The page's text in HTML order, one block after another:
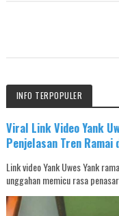
INFO TERPOPULER
Viral Link Video Yank
Penjelasan Tren Ramai
Link video Yank Uwes Yank
unggahan memicu rasa